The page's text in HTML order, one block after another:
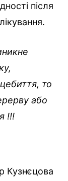
після
то
або
!!!
Кузнєцова